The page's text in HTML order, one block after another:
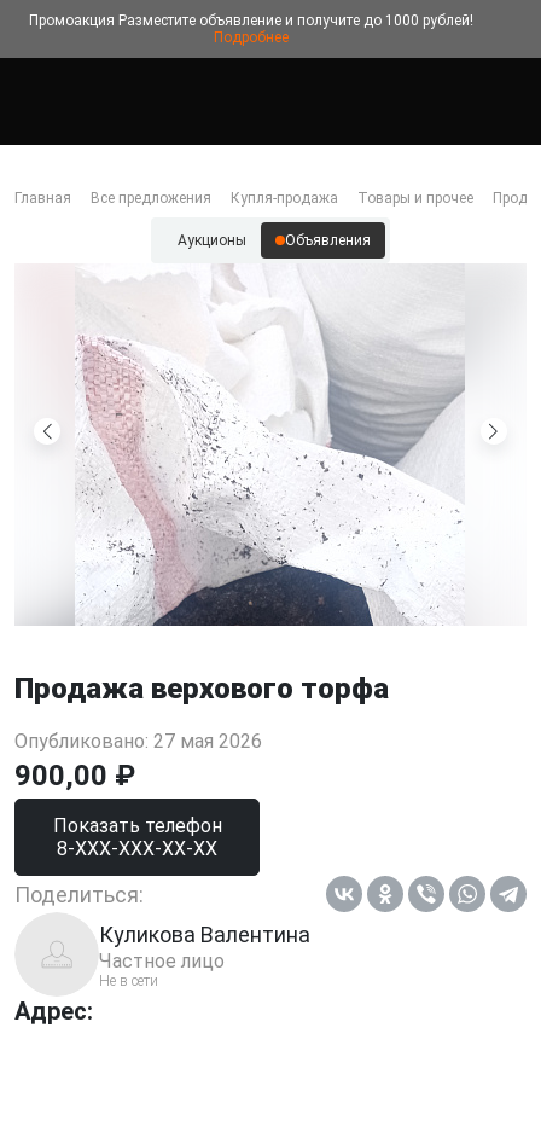
Промоакция Разместите объявление и получите до 1000 рублей!
Подробнее
Главная Все предложения Купля-продажа Товары и прочее
Аукционы Объявления
Продажа верхового торфа
Опубликовано: 27 мая 2026
900,00 ₽
Показать телефон
8-XXX-XXX-XX-XX
Поделиться:
Куликова Валентина
Частное лицо
Не в сети
Адрес: